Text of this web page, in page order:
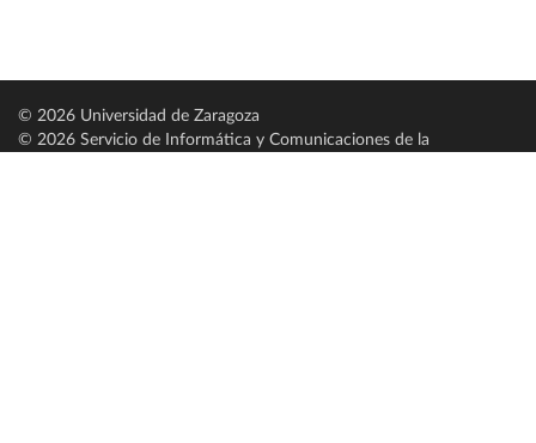
© 2026 Universidad de Zaragoza
© 2026 Servicio de Informática y Comunicaciones de la